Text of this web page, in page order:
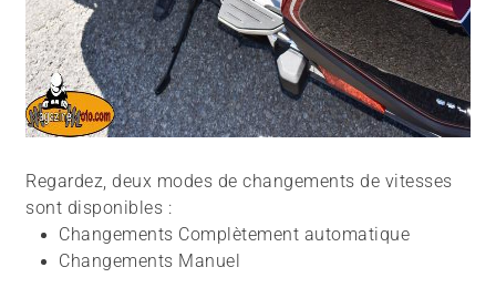
Regardez, deux modes de changements de vitesses
sont disponibles :
Changements Complètement automatique
Changements Manuel